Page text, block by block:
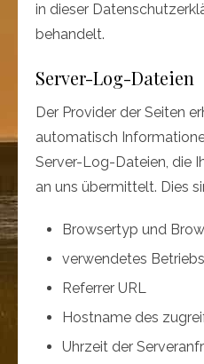
in dieser
behandelt.
Server-Log-Dateien
Der Provider der Seiten
automatisch
Server-Log-Dateien, die
an uns übermittelt. Dies
Browsertyp und
verwendetes
Referrer URL
Hostname des
Uhrzeit der